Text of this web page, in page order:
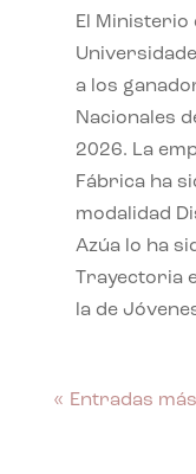
El Ministerio
a los
Nacionales
2026. La
Fábrica ha
modalidad
Azúa lo ha
Trayectoria
la de
« Entradas